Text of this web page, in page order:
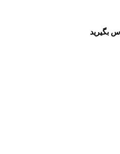
بگیرید